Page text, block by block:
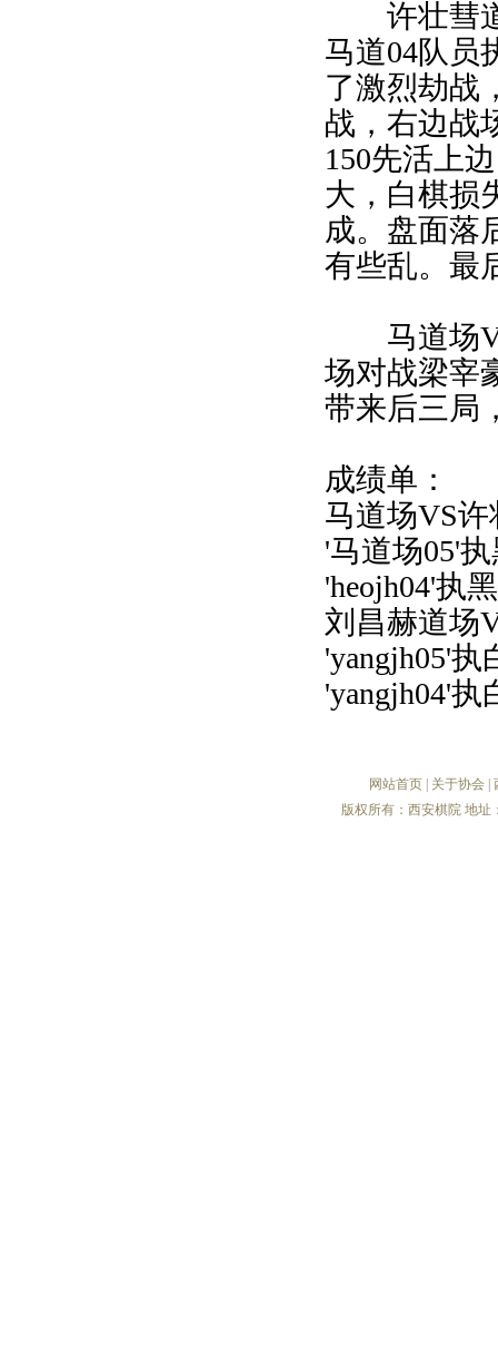
许壮彗道
马道04队员
了激烈劫战
战，右边战
150先活上
大，白棋损
成。盘面落
有些乱。最
马道场VS
场对战梁宰
带来后三局
成绩单：
马道场VS
'马道场05'
'heojh04'执
刘昌赫道场
'yangjh05'执
'yangjh04'执
网站首页 关于协会
版权所有：西安棋院 地址